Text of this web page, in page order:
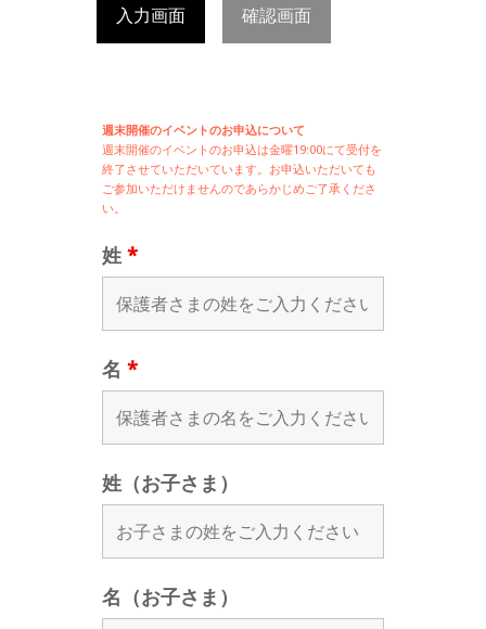
入力画面 確認画面
週末開催のイベントのお申込について
週末開催のイベントのお申込は金曜19:00にて受付を
終了させていただいています。お申込いただいても
ご参加いただけませんのであらかじめご了承くださ
い。
姓 *
名 *
姓（お子さま）
名（お子さま）